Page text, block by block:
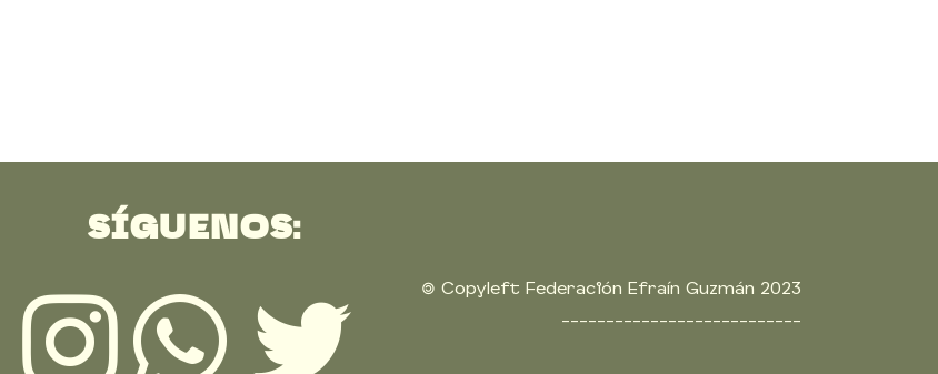
SÍGUENOS:
🄯 Copyleft Federación Efraín Guzmán 2023